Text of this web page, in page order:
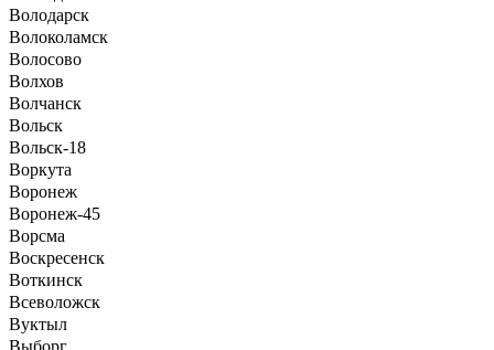
Володарск
Волоколамск
Волосово
Волхов
Волчанск
Вольск
Вольск-18
Воркута
Воронеж
Воронеж-45
Ворсма
Воскресенск
Воткинск
Всеволожск
Вуктыл